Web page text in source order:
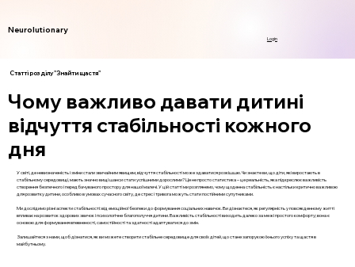
Neurolutionary
Login
Статті розділу "Знайти щастя"
Чому важливо давати дитині
відчуття стабільності кожного
дня
У світі, де невизначеність і зміни стали звичайним явищем, відчуття стабільності може здаватися розкішшю. Чи знаєте ви, що діти, які виростають в
стабільному середовищі, мають значно вищі шанси стати успішними дорослими? Це не просто статистика – це реальність, яка підкреслює важливість
створення безпечного і передбачуваного простору для нашої малечі. У цій статті ми розглянемо, чому щоденна стабільність є настільки критично важливою
для розвитку дитини, особливо в умовах сучасного світу, де стрес і тривога можуть стати постійними супутниками.
Ми дослідимо різні аспекти стабільності: від емоційної безпеки до формування соціальних навичок. Ви дізнаєтеся, як регулярність у повсякденному житті
впливає на розвиток здорових звичок і психологічне благополуччя дитини. Важливість стабільності виходить далеко за межі простого комфорту; вона є
основою для формування впевненості, самостійності та здатності адаптуватися до змін.
Залишайтеся з нами, щоб дізнатися, як ви можете створити стабільне середовище для своїх дітей, що стане запорукою їхнього успіху та щастя в
майбутньому.